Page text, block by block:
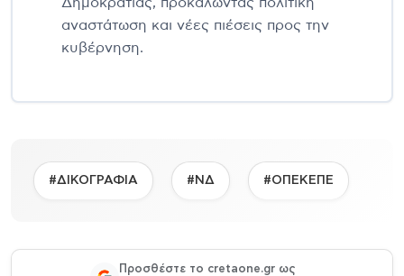
αναστάτωση και νέες πιέσεις προς την
κυβέρνηση.
#ΔΙΚΟΓΡΑΦΙΑ #ΝΔ #ΟΠΕΚΕΠΕ
Προσθέστε το cretaone.gr ως